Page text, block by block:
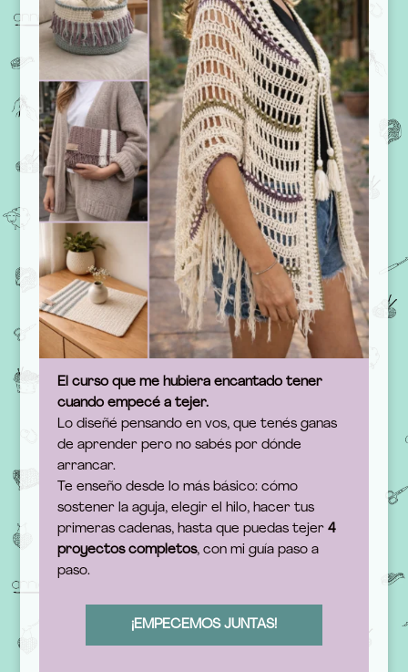
El curso que me hubiera encantado tener
cuando empecé a tejer.
Lo diseñé pensando en vos, que tenés ganas
de aprender pero no sabés por dónde
arrancar.
Te enseño desde lo más básico: cómo
sostener la aguja, elegir el hilo, hacer tus
primeras cadenas, hasta que puedas tejer 4
proyectos completos, con mi guía paso a
paso.
¡EMPECEMOS JUNTAS!